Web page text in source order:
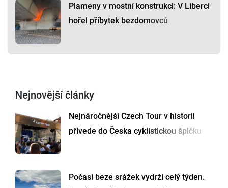
Plameny v mostní konstrukci: V Liberci
hořel příbytek bezdomovců
Nejnovější články
Nejnáročnější Czech Tour v historii
přivede do Česka cyklistickou špičku
Počasí beze srážek vydrží celý týden.